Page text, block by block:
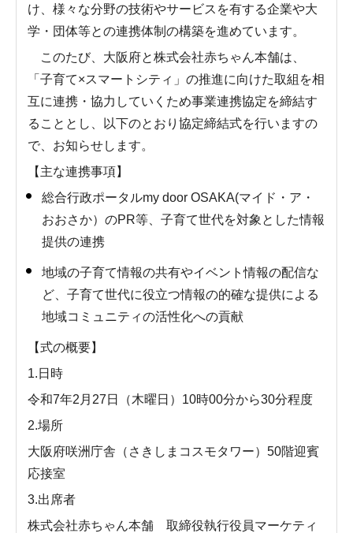
け、様々な分野の技術やサービスを有する企業や大
学・団体等との連携体制の構築を進めています。
このたび、大阪府と株式会社赤ちゃん本舗は、
「子育て×スマートシティ」の推進に向けた取組を相
互に連携・協力していくため事業連携協定を締結す
ることとし、以下のとおり協定締結式を行いますの
で、お知らせします。
【主な連携事項】
総合行政ポータルmy door OSAKA(マイド・ア・
おおさか）のPR等、子育て世代を対象とした情報
提供の連携
地域の子育て情報の共有やイベント情報の配信な
ど、子育て世代に役立つ情報の的確な提供による
地域コミュニティの活性化への貢献
【式の概要】
1.日時
令和7年2月27日（木曜日）10時00分から30分程度
2.場所
大阪府咲洲庁舎（さきしまコスモタワー）50階迎賓
応接室
3.出席者
株式会社赤ちゃん本舗 取締役執行役員マーケティ